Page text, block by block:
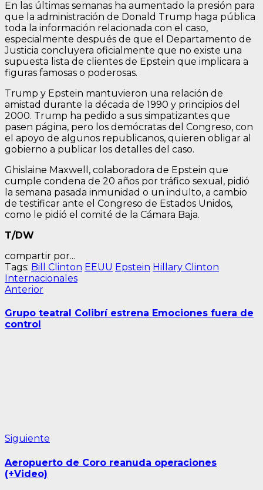
En las últimas semanas ha aumentado la presión para
que la administración de Donald Trump haga pública
toda la información relacionada con el caso,
especialmente después de que el Departamento de
Justicia concluyera oficialmente que no existe una
supuesta lista de clientes de Epstein que implicara a
figuras famosas o poderosas.
Trump y Epstein mantuvieron una relación de
amistad durante la década de 1990 y principios del
2000. Trump ha pedido a sus simpatizantes que
pasen página, pero los demócratas del Congreso, con
el apoyo de algunos republicanos, quieren obligar al
gobierno a publicar los detalles del caso.
Ghislaine Maxwell, colaboradora de Epstein que
cumple condena de 20 años por tráfico sexual, pidió
la semana pasada inmunidad o un indulto, a cambio
de testificar ante el Congreso de Estados Unidos,
como le pidió el comité de la Cámara Baja.
T/DW
compartir por...
Tags: Bill Clinton EEUU Epstein Hillary Clinton
Internacionales
Navegación
de
entradas
AnteriorEntrada
Grupo teatral Colibrí estrena Emociones fuera de
control
Siguiente
Aeropuerto de Coro reanuda operaciones
(+Video)